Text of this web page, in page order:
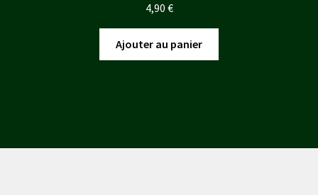
4,90 €
Ajouter au panier